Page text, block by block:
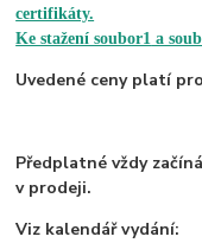
certifikáty.
Ke staženísoubor1 a
Uvedené ceny platí
Předplatné vždy
v prodeji.
Viz kalendář vydání: